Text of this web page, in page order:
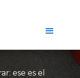
ese es el